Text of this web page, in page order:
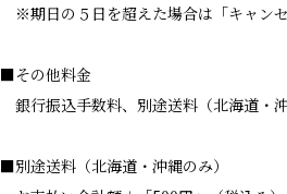
※期日の５日を超えた場合は「キャン
■その他料金
銀行振込手数料、別途送料（北海道・
■別途送料（北海道・沖縄のみ）